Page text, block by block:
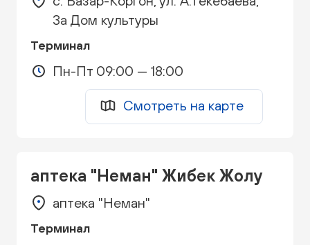
3а Дом культуры
Терминал
Пн-Пт 09:00 — 18:00
Смотреть на карте
аптека "Неман" Жибек Жолу
аптека "Неман"
Терминал